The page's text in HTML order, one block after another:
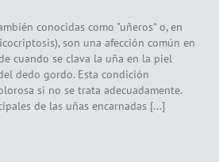
conocidas como "uñeros" o, en
son una afección común en
cuando se clava la uña en la piel
dedo gordo. Esta condición
si no se trata adecuadamente.
de las uñas encarnadas [...]